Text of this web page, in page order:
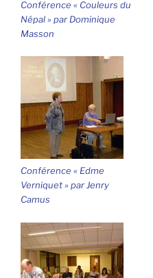
Conférence « Couleurs du
Népal » par Dominique
Masson
Conférence « Edme
Verniquet » par Jenry
Camus